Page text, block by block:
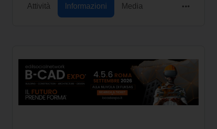
Attività Informazioni Media